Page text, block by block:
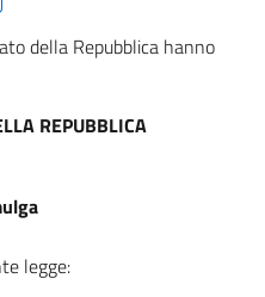
della Repubblica hanno
REPUBBLICA
legge: